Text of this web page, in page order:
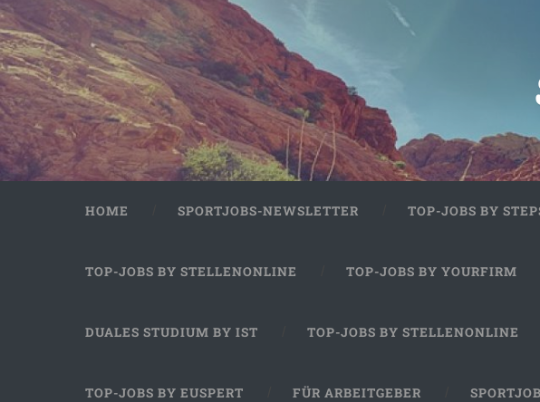
HOME SPORTJOBS-NEWSLETTER TOP-JOBS BY
TOP-JOBS BY STELLENONLINE TOP-JOBS BY YOURFIRM
DUALES STUDIUM BY IST TOP-JOBS BY STELLENONLINE
TOP-JOBS BY EUSPERT FÜR ARBEITGEBER